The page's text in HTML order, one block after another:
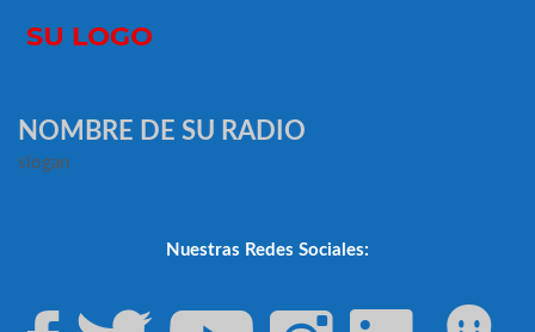
NOMBRE DE SU RADIO
slogan
Nuestras Redes Sociales: